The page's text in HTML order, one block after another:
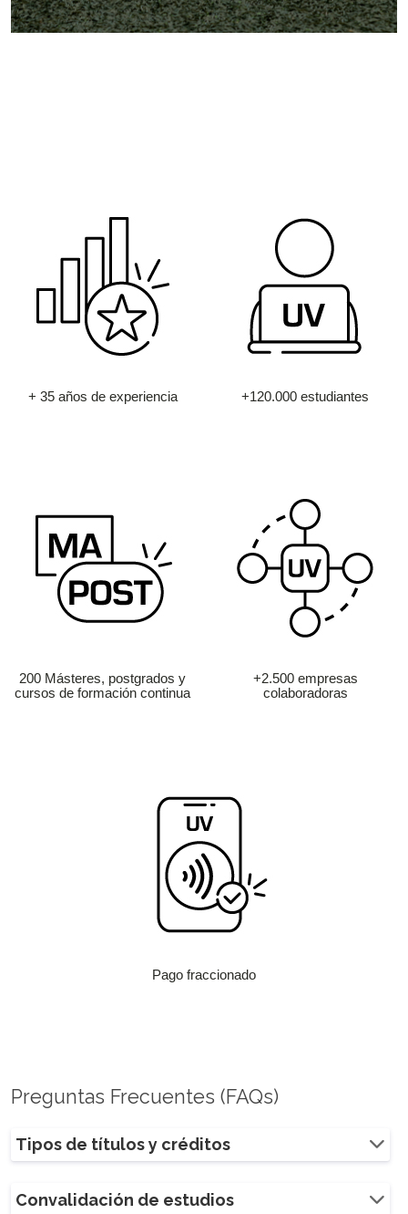
+ 35 años de experiencia +120.000 estudiantes
200 Másteres, postgrados y
cursos de formación continua
+2.500 empresas
colaboradoras
Pago fraccionado
Preguntas Frecuentes (FAQs)
Tipos de títulos y créditos
Convalidación de estudios